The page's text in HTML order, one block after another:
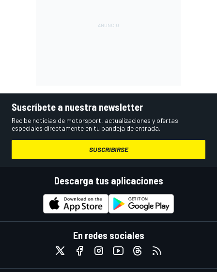
Suscríbete a nuestra newsletter
Recibe noticias de motorsport, actualizaciones y ofertas
especiales directamente en tu bandeja de entrada.
SUSCRIBIRSE
Descarga tus aplicaciones
En redes sociales